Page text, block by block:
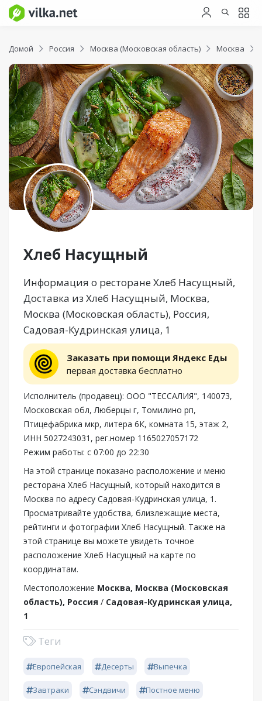
Домой Россия Москва (Московская область) Москва
Хлеб Насущный
Информация о ресторане Хлеб Насущный,
Доставка из Хлеб Насущный, Москва,
Москва (Московская область), Россия,
Садовая-Кудринская улица, 1
Заказать при помощи Яндекс Еды
первая доставка бесплатно
Исполнитель (продавец): ООО "ТЕССАЛИЯ", 140073,
Московская обл, Люберцы г, Томилино рп,
Птицефабрика мкр, литера 6К, комната 15, этаж 2,
ИНН 5027243031, рег.номер 1165027057172
Режим работы: с 07:00 до 22:30
На этой странице показано расположение и меню
ресторана Хлеб Насущный, который находится в
Москва по адресу Садовая-Кудринская улица, 1.
Просматривайте удобства, близлежащие места,
рейтинги и фотографии Хлеб Насущный. Также на
этой странице вы можете увидеть точное
расположение Хлеб Насущный на карте по
координатам.
Местоположение Москва, Москва (Московская
область), Россия / Садовая-Кудринская улица,
1
Теги
Европейская Десерты Выпечка
Завтраки Сэндвичи Постное меню